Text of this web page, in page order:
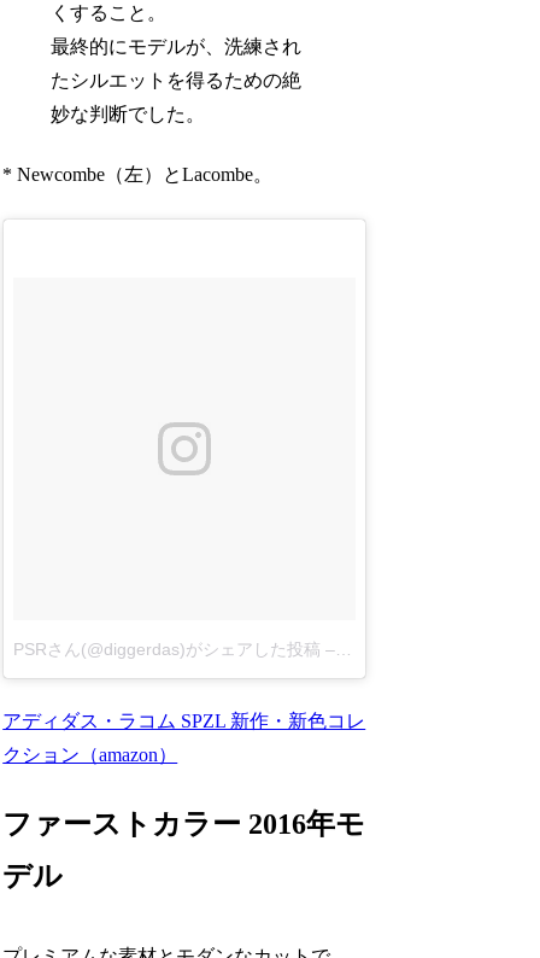
くすること。
最終的にモデルが、洗練され
たシルエットを得るための絶
妙な判断でした。
* Newcombe（左）とLacombe。
PSRさん(@diggerdas)がシェアした投稿 –
アディダス・ラコム SPZL 新作・新色コレ
クション（amazon）
ファーストカラー 2016年モ
デル